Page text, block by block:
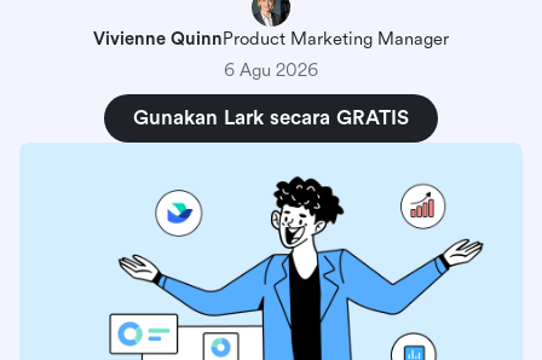
Vivienne QuinnProduct Marketing Manager
6 Agu 2026
Gunakan Lark secara GRATIS